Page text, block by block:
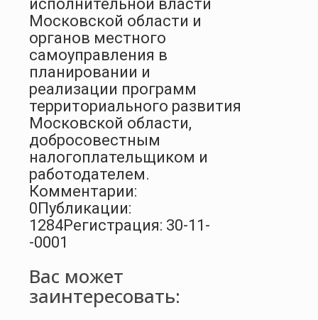
исполнительной власти
Московской области и
органов местного
самоуправления в
планировании и
реализации программ
территориального развития
Московской области,
добросовестным
налогоплательщиком и
работодателем.
Комментарии:
0Публикации:
1284Регистрация: 30-11-
-0001
Вас может
заинтересовать: